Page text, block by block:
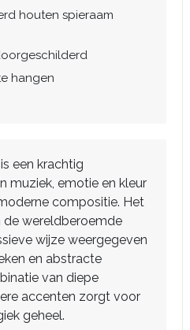
houten spieraam
hangen
een krachtig
muziek, emotie en kleur
compositie. Het
wereldberoemde
wijze weergegeven
en abstracte
van diepe
accenten zorgt voor
geheel.